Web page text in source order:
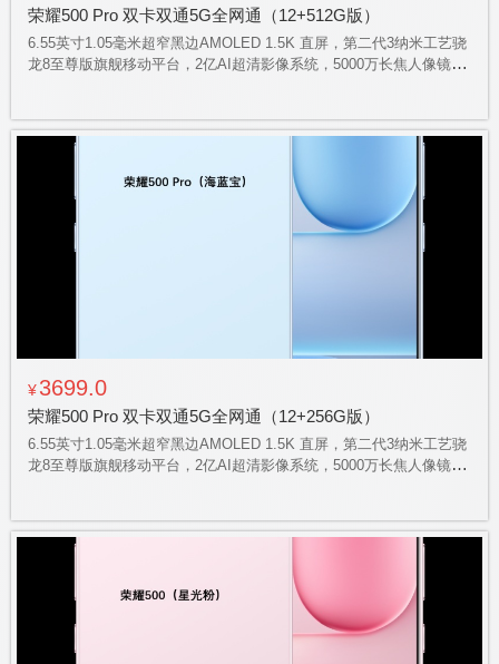
荣耀500 Pro 双卡双通5G全网通（12+512G版）
6.55英寸1.05毫米超窄黑边AMOLED 1.5K 直屏，第二代3纳米工艺骁
龙8至尊版旗舰移动平台，2亿AI超清影像系统，5000万长焦人像镜
实体按键加持
¥3699.0
荣耀500 Pro 双卡双通5G全网通（12+256G版）
6.55英寸1.05毫米超窄黑边AMOLED 1.5K 直屏，第二代3纳米工艺骁
龙8至尊版旗舰移动平台，2亿AI超清影像系统，5000万长焦人像镜
实体按键加持